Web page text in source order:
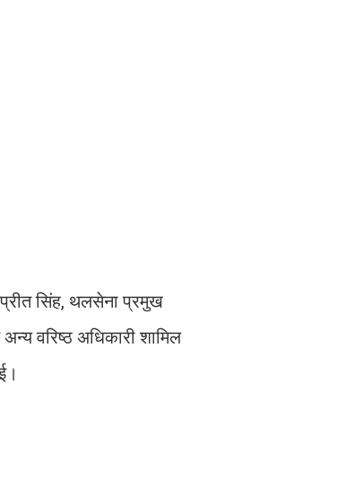
सिंह, थलसेना प्रमुख
वरिष्ठ अधिकारी शामिल